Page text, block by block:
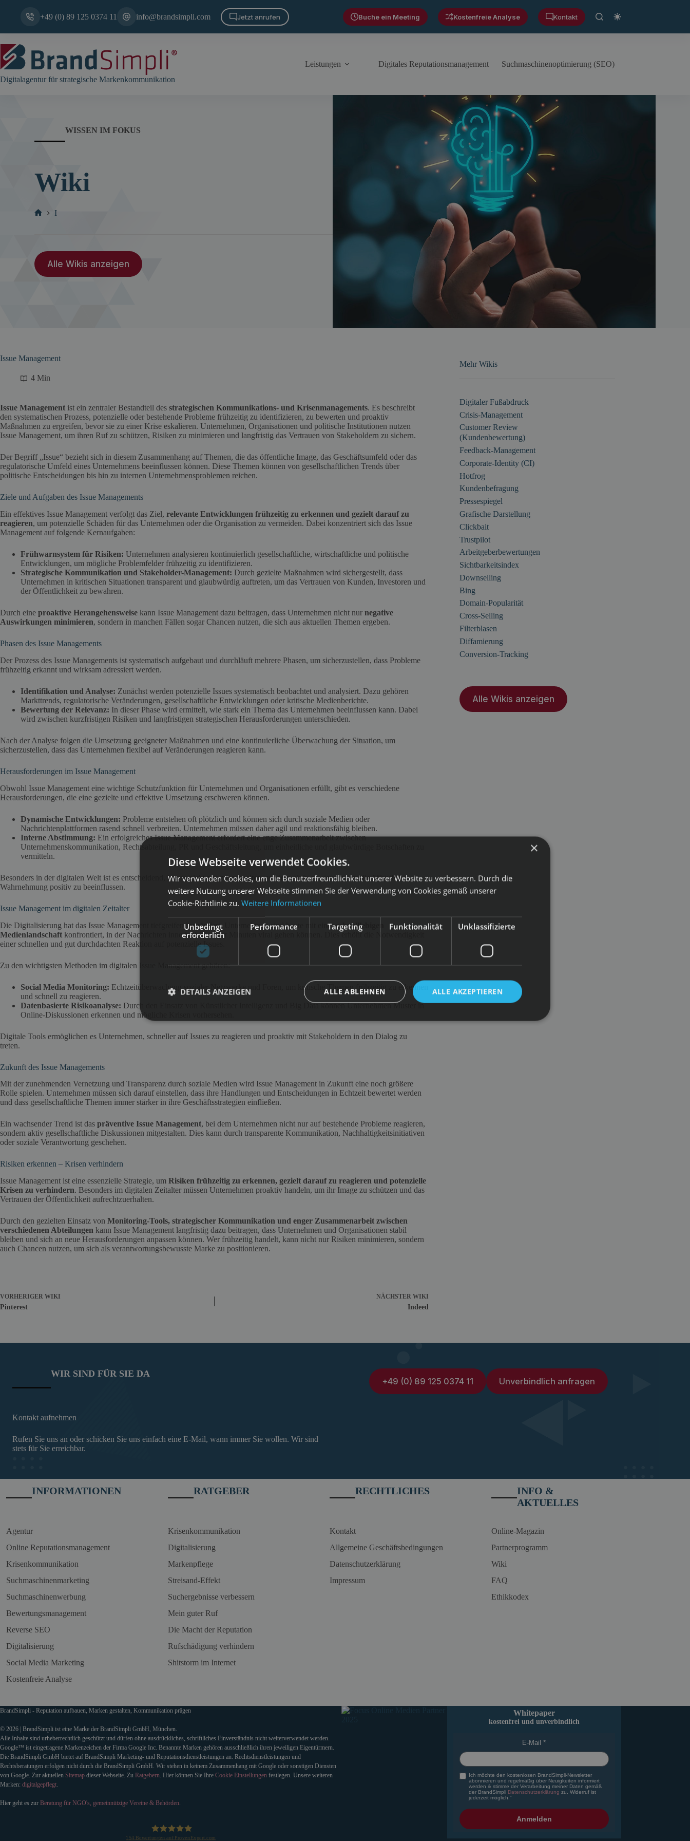
+49 (0) 89 125 0374 11 info@brandsimpli.com Jetzt anrufen Buche ein Meeting Kostenfreie Analyse Kontakt
Digitalagentur für strategische Markenkommunikation
Leistungen Digitales Reputationsmanagement Suchmaschinenoptimierung (SEO)
WISSEN IM FOKUS
Wiki
I
Alle Wikis anzeigen
Issue Management
4 Min
Issue Management ist ein zentraler Bestandteil des strategischen Kommunikations- und Krisenmanagements. Es beschreibt
den systematischen Prozess, potenzielle oder bestehende Probleme frühzeitig zu identifizieren, zu bewerten und proaktiv
Maßnahmen zu ergreifen, bevor sie zu einer Krise eskalieren. Unternehmen, Organisationen und politische Institutionen nutzen
Issue Management, um ihren Ruf zu schützen, Risiken zu minimieren und langfristig das Vertrauen von Stakeholdern zu sichern.
Der Begriff „Issue“ bezieht sich in diesem Zusammenhang auf Themen, die das öffentliche Image, das Geschäftsumfeld oder das
regulatorische Umfeld eines Unternehmens beeinflussen können. Diese Themen können von gesellschaftlichen Trends über
politische Entscheidungen bis hin zu internen Unternehmensproblemen reichen.
Ziele und Aufgaben des Issue Managements
Ein effektives Issue Management verfolgt das Ziel, relevante Entwicklungen frühzeitig zu erkennen und gezielt darauf zu
reagieren, um potenzielle Schäden für das Unternehmen oder die Organisation zu vermeiden. Dabei konzentriert sich das Issue
Management auf folgende Kernaufgaben:
Frühwarnsystem für Risiken: Unternehmen analysieren kontinuierlich gesellschaftliche, wirtschaftliche und politische
Entwicklungen, um mögliche Problemfelder frühzeitig zu identifizieren.
Strategische Kommunikation und Stakeholder-Management: Durch gezielte Maßnahmen wird sichergestellt, dass
Unternehmen in kritischen Situationen transparent und glaubwürdig auftreten, um das Vertrauen von Kunden, Investoren und
der Öffentlichkeit zu bewahren.
Durch eine proaktive Herangehensweise kann Issue Management dazu beitragen, dass Unternehmen nicht nur negative
Auswirkungen minimieren, sondern in manchen Fällen sogar Chancen nutzen, die sich aus aktuellen Themen ergeben.
Phasen des Issue Managements
Der Prozess des Issue Managements ist systematisch aufgebaut und durchläuft mehrere Phasen, um sicherzustellen, dass Probleme
frühzeitig erkannt und wirksam adressiert werden.
Identifikation und Analyse: Zunächst werden potenzielle Issues systematisch beobachtet und analysiert. Dazu gehören
Markttrends, regulatorische Veränderungen, gesellschaftliche Entwicklungen oder kritische Medienberichte.
Bewertung der Relevanz: In dieser Phase wird ermittelt, wie stark ein Thema das Unternehmen beeinflussen kann. Dabei
wird zwischen kurzfristigen Risiken und langfristigen strategischen Herausforderungen unterschieden.
Nach der Analyse folgen die Umsetzung geeigneter Maßnahmen und eine kontinuierliche Überwachung der Situation, um
sicherzustellen, dass das Unternehmen flexibel auf Veränderungen reagieren kann.
Herausforderungen im Issue Management
Obwohl Issue Management eine wichtige Schutzfunktion für Unternehmen und Organisationen erfüllt, gibt es verschiedene
Herausforderungen, die eine gezielte und effektive Umsetzung erschweren können.
Dynamische Entwicklungen: Probleme entstehen oft plötzlich und können sich durch soziale Medien oder
Nachrichtenplattformen rasend schnell verbreiten. Unternehmen müssen daher agil und reaktionsfähig bleiben.
Interne Abstimmung: Ein erfolgreiches Issue Management erfordert eine enge Zusammenarbeit zwischen
Unternehmenskommunikation, Rechtsabteilung, PR und Geschäftsleitung, um einheitliche und glaubwürdige Botschaften zu
vermitteln.
Besonders in der digitalen Welt ist es entscheidend, Issues nicht nur zu verwalten, sondern aktiv zu steuern, um die öffentliche
Wahrnehmung positiv zu beeinflussen.
Issue Management im digitalen Zeitalter
Die Digitalisierung hat das Issue Management tiefgreifend verändert. Unternehmen sind heute mit einerschnelllebigen
Medienlandschaft konfrontiert, in der Nachrichten innerhalb weniger Minuten viral gehen können. Dies erhöht die Notwendigkeit
einer schnellen und gut durchdachten Reaktion auf potenzielle Issues.
Zu den wichtigsten Methoden im digitalen Issue Management gehören:
Social Media Monitoring: Echtzeitüberwachung sozialer Netzwerke und Foren, um kritische Themen frühzeitig zu erkennen
und schnell zu reagieren.
Datenbasierte Risikoanalyse: Durch den Einsatz von Künstlicher Intelligenz und Big Data können Unternehmen Muster in
Online-Diskussionen erkennen und mögliche Krisen vorhersehen.
Digitale Tools ermöglichen es Unternehmen, schneller auf Issues zu reagieren und proaktiv mit Stakeholdern in den Dialog zu
treten.
Zukunft des Issue Managements
Mit der zunehmenden Vernetzung und Transparenz durch soziale Medien wird Issue Management in Zukunft eine noch größere
Rolle spielen. Unternehmen müssen sich darauf einstellen, dass ihre Handlungen und Entscheidungen in Echtzeit bewertet werden
und dass gesellschaftliche Themen immer stärker in ihre Geschäftsstrategien einfließen.
Ein wachsender Trend ist das präventive Issue Management, bei dem Unternehmen nicht nur auf bestehende Probleme reagieren,
sondern aktiv gesellschaftliche Diskussionen mitgestalten. Dies kann durch transparente Kommunikation, Nachhaltigkeitsinitiativen
oder soziale Verantwortung geschehen.
Risiken erkennen – Krisen verhindern
Issue Management ist eine essenzielle Strategie, um Risiken frühzeitig zu erkennen, gezielt darauf zu reagieren und potenzielle
Krisen zu verhindern. Besonders im digitalen Zeitalter müssen Unternehmen proaktiv handeln, um ihr Image zu schützen und das
Vertrauen der Öffentlichkeit aufrechtzuerhalten.
Durch den gezielten Einsatz von Monitoring-Tools, strategischer Kommunikation und enger Zusammenarbeit zwischen
verschiedenen Abteilungen kann Issue Management langfristig dazu beitragen, dass Unternehmen und Organisationen stabil
bleiben und sich an neue Herausforderungen anpassen können. Wer frühzeitig handelt, kann nicht nur Risiken minimieren, sondern
auch Chancen nutzen, um sich als verantwortungsbewusste Marke zu positionieren.
VORHERIGER WIKI
Pinterest
NÄCHSTER WIKI
Indeed
Mehr Wikis
Digitaler Fußabdruck
Crisis-Management
Customer Review
(Kundenbewertung)
Feedback-Management
Corporate-Identity (CI)
Hotfrog
Kundenbefragung
Pressespiegel
Grafische Darstellung
Clickbait
Trustpilot
Arbeitgeberbewertungen
Sichtbarkeitsindex
Downselling
Bing
Domain-Popularität
Cross-Selling
Filterblasen
Diffamierung
Conversion-Tracking
Alle Wikis anzeigen
WIR SIND FÜR SIE DA
Kontakt aufnehmen
Rufen Sie uns an oder schicken Sie uns einfach eine E-Mail, wann immer Sie wollen. Wir sind
stets für Sie erreichbar.
+49 (0) 89 125 0374 11 Unverbindlich anfragen
INFORMATIONEN
Agentur
Online Reputationsmanagement
Krisenkommunikation
Suchmaschinenmarketing
Suchmaschinenwerbung
Bewertungsmanagement
Reverse SEO
Digitalisierung
Social Media Marketing
Kostenfreie Analyse
RATGEBER
Krisenkommunikation
Digitalisierung
Markenpflege
Streisand-Effekt
Suchergebnisse verbessern
Mein guter Ruf
Die Macht der Reputation
Rufschädigung verhindern
Shitstorm im Internet
RECHTLICHES
Kontakt
Allgemeine Geschäftsbedingungen
Datenschutzerklärung
Impressum
INFO &
AKTUELLES
Online-Magazin
Partnerprogramm
Wiki
FAQ
Ethikkodex
BrandSimpli - Reputation aufbauen, Marken gestalten, Kommunikation prägen
© 2026 | BrandSimpli ist eine Marke der BrandSimpli GmbH, München.
Alle Inhalte sind urheberrechtlich geschützt und dürfen ohne ausdrückliches, schriftliches Einverständnis nicht weiterverwendet werden.
Google™ ist eingetragene Markenzeichen der Firma Google Inc. Benannte Marken gehören ausschließlich ihren jeweiligen Eigentürmern.
Die BrandSimpli GmbH bietet auf BrandSimpli Marketing- und Reputationsdienstleistungen an. Rechtsdienstleistungen und
Rechtsberatungen erfolgen nicht durch die BrandSimpli GmbH. Wir stehen in keinem Zusammenhang mit Google oder sonstigen Diensten
von Google. Zur aktuellen Sitemap dieser Webseite. Zu Ratgebern . Hier können Sie Ihre Cookie Einstellungen festlegen. Unsere weiteren
Marken: digitalgepflegt
Hier geht es zur Beratung für NGO's, gemeinnützige Vereine & Behörden
154 Bewertungen auf ProvenExpert.com
Whitepaper
kostenfrei und unverbindlich
E-Mail
Ich möchte den kostenlosen BrandSimpli-Newsletter
abonnieren und regelmäßig über Neuigkeiten informiert
werden & stimme der Verarbeitung meiner Daten gemäß
der BrandSimpli Datenschutzerklärung zu. Widerruf ist
jederzeit möglich."
Anmelden
×
Diese Webseite verwendet Cookies.
Wir verwenden Cookies, um die Benutzerfreundlichkeit unserer Website zu verbessern. Durch die
weitere Nutzung unserer Webseite stimmen Sie der Verwendung von Cookies gemäß unserer
Cookie-Richtlinie zu. Weitere Informationen
Unbedingt
erforderlich
Performance Targeting Funktionalität Unklassifizierte
ALLE AKZEPTIEREN
ALLE ABLEHNEN
DETAILS ANZEIGEN